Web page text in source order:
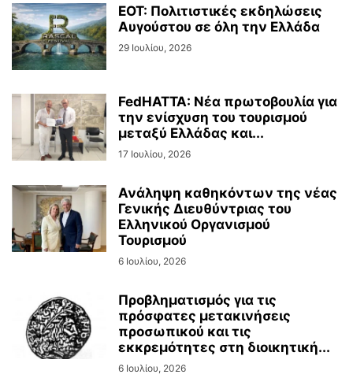
ΕΟΤ: Πολιτιστικές εκδηλώσεις
Αυγούστου σε όλη την Ελλάδα
29 Ιουλίου, 2026
FedHATTA: Νέα πρωτοβουλία για
την ενίσχυση του τουρισμού
μεταξύ Ελλάδας και...
17 Ιουλίου, 2026
Ανάληψη καθηκόντων της νέας
Γενικής Διευθύντριας του
Ελληνικού Οργανισμού
Τουρισμού
6 Ιουλίου, 2026
Προβληματισμός για τις
πρόσφατες μετακινήσεις
προσωπικού και τις
εκκρεμότητες στη διοικητική...
6 Ιουλίου, 2026